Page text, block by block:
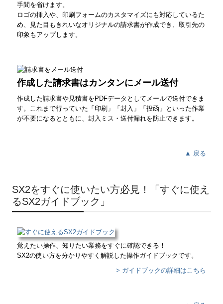
手間を省けます。
ロゴの挿入や、印刷フォームのカスタマイズにも対応しているた
め、見た目もきれいなオリジナルの請求書が作成でき、取引先の
印象もアップします。
作成した請求書はカンタンにメール送付
作成した請求書や見積書をPDFデータとしてメールで送付できま
す。これまで行っていた「印刷」「封入」「投函」といった作業
が不要になるとともに、封入ミス・送付漏れを防止できます。
▲ 戻る
SX2をすぐに使いたい方必見！「すぐに使え
るSX2ガイドブック」
覚えたい操作、知りたい業務をすぐに確認できる！
SX2の使い方を分かりやすく解説した操作ガイドブックです。
> ガイドブックの詳細はこちら